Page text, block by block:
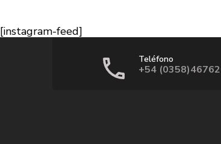
[instagram-feed]
Teléfono
+54